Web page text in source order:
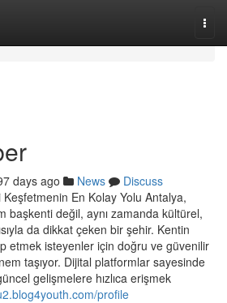
days ago News
Discuss
Keşfetmenin En Kolay Yolu Antalya,
başkenti değil, aynı zamanda kültürel,
da dikkat çeken bir şehir. Kentin
etmek isteyenler için doğru ve güvenilir
taşıyor. Dijital platformlar sayesinde
gelişmelere hızlıca erişmek
profile